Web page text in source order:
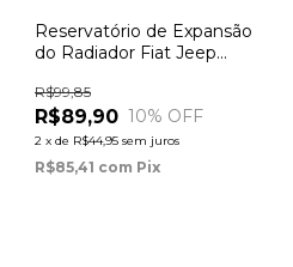
Reservatório de Expansão
do Radiador Fiat Jeep
R$89,90
R$99,85
10% OFF
2 x de R$44,95 sem juros
R$85,41 com Pix